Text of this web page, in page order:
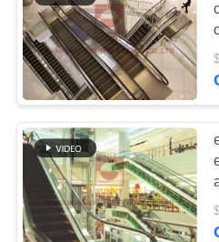
PEÇA
UMAS
CITAÇÕES
MAPA
DO
SITE
elevador